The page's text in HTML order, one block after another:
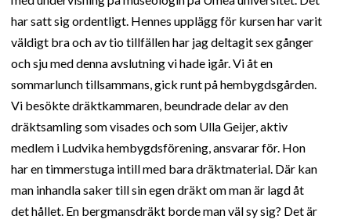
har satt sig ordentligt. Hennes upplägg för kursen har varit
väldigt bra och av tio tillfällen har jag deltagit sex gånger
och sju med denna avslutning vi hade igår. Vi åt en
sommarlunch tillsammans, gick runt på hembygdsgården.
Vi besökte dräktkammaren, beundrade delar av den
dräktsamling som visades och som Ulla Geijer, aktiv
medlem i Ludvika hembygdsförening, ansvarar för. Hon
har en timmerstuga intill med bara dräktmaterial. Där kan
man inhandla saker till sin egen dräkt om man är lagd åt
det hållet. En bergmansdräkt borde man väl sy sig? Det är